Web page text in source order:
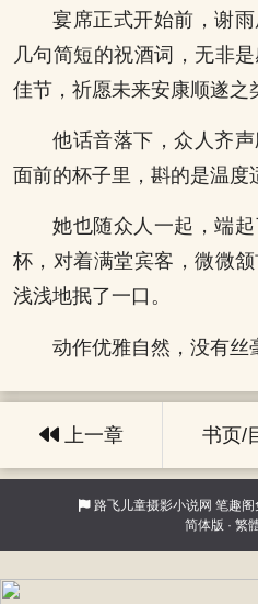
宴席正式开始前，谢
几句简短的祝酒词，无非
佳节，祈愿未来安康顺遂之
他话音落下，众人齐
面前的杯子里，斟的是温度
她也随众人一起，端
杯，对着满堂宾客，微微
浅浅地抿了一口。
动作优雅自然，没有丝
上一章 书页/
路飞儿童摄影小说网 笔趣阁
简体版 · 繁